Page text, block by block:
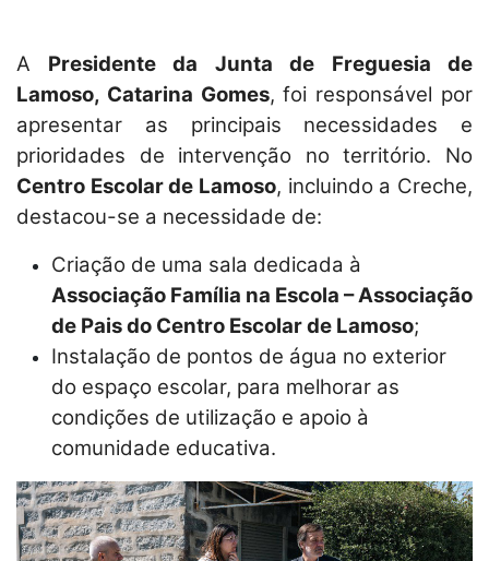
A
Presidente da Junta de Freguesia de
Lamoso, Catarina Gomes, foi responsável por
apresentar as principais necessidades e
prioridades de intervenção no território. No
Centro Escolar de Lamoso, incluindo a Creche,
destacou-se a necessidade de:
Criação de uma sala dedicada à
Associação Família na Escola – Associação
de Pais do Centro Escolar de Lamoso;
Instalação de pontos de água no exterior
do espaço escolar, para melhorar as
condições de utilização e apoio à
comunidade educativa.